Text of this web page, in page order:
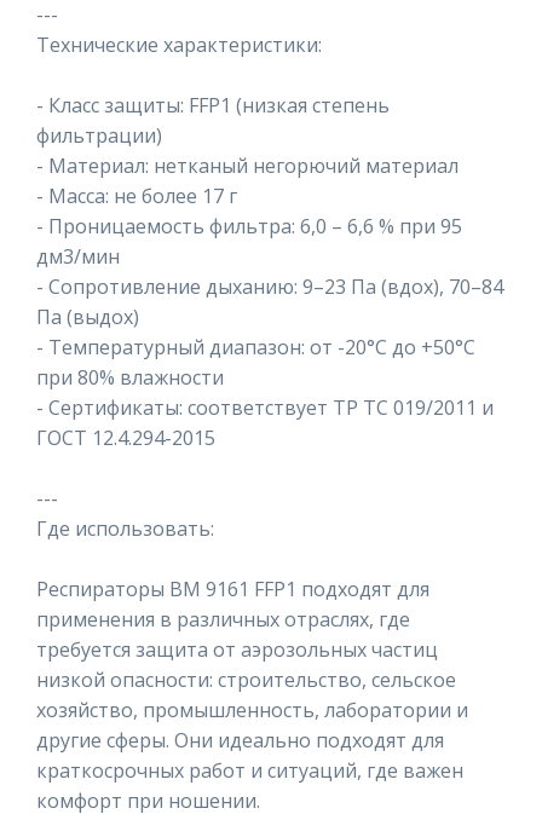
---
Технические характеристики:
- Класс защиты: FFP1 (низкая степень
фильтрации)
- Материал: нетканый негорючий материал
- Масса: не более 17 г
- Проницаемость фильтра: 6,0 – 6,6 % при 95
дм3/мин
- Сопротивление дыханию: 9–23 Па (вдох), 70–84
Па (выдох)
- Температурный диапазон: от -20°C до +50°C
при 80% влажности
- Сертификаты: соответствует ТР ТС 019/2011 и
ГОСТ 12.4.294-2015
---
Где использовать:
Респираторы ВМ 9161 FFP1 подходят для
применения в различных отраслях, где
требуется защита от аэрозольных частиц
низкой опасности: строительство, сельское
хозяйство, промышленность, лаборатории и
другие сферы. Они идеально подходят для
краткосрочных работ и ситуаций, где важен
комфорт при ношении.